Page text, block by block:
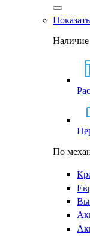
Наличие
По